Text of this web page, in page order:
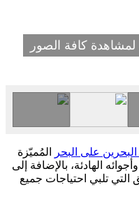
كافة الصور
على البحر
المُميّزة
الهادئة، بالإضافة إلى
تلبي احتياجات جميع